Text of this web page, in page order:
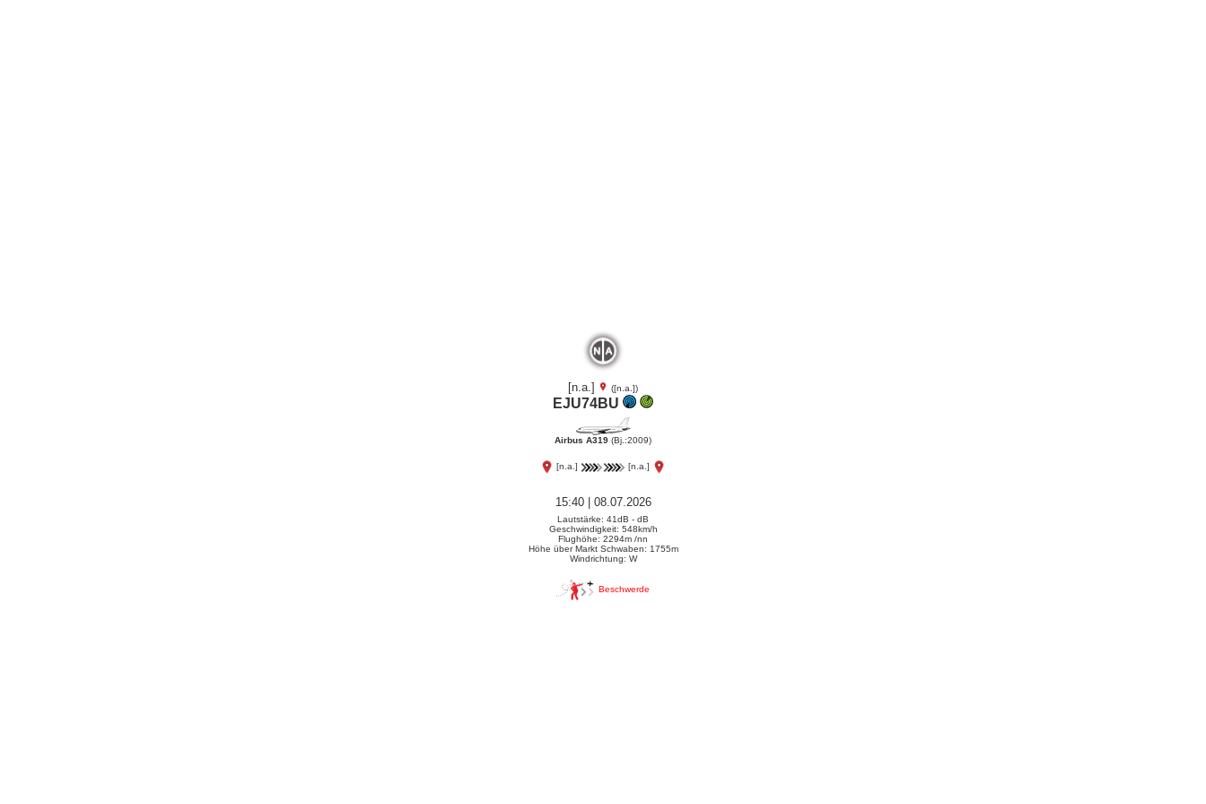
[n.a.] ([n.a.])
EJU74BU
Airbus A319 (Bj.:2009)
[n.a.] [n.a.]
15:40 | 08.07.2026
Lautstärke: 41dB - dB
Geschwindigkeit: 548km/h
Flughöhe: 2294m /nn
Höhe über Markt Schwaben: 1755m
Windrichtung: W
Beschwerde